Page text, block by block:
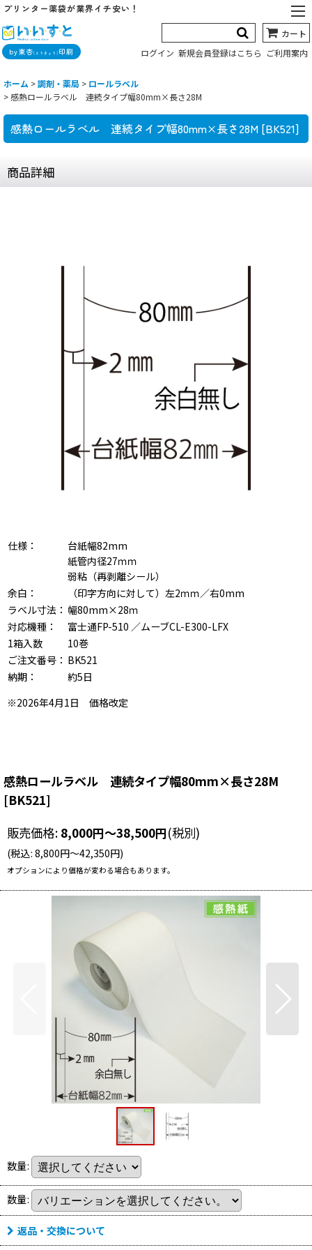
プリンター薬袋が業界イチ安い！
by東杏(とうきょう) 印刷
カート
ログイン 新規会員登録はこちら ご利用案内
ホーム >調剤・薬局 > ロールラベル
>感熱ロールラベル 連続タイプ幅80mm×長さ28M
感熱ロールラベル 連続タイプ幅80mm×長さ28M [BK521]
商品詳細
仕様：
台紙幅82mm
紙管内径27ｍｍ
弱粘（再剥離シール）
余白：
（印字方向に対して）左2ｍｍ／右0mm
ラベル寸法： 幅80mm×28ｍ
対応機種：
富士通FP-510 ／ムーブCL-E300-LFX
1箱入数
10巻
ご注文番号： BK521
納期：
約5日
※2026年4月1日 価格改定
感熱ロールラベル 連続タイプ幅80mm×長さ28M
[BK521]
販売価格: 8,000円～38,500円(税別)
(税込: 8,800円～42,350円)
オプションにより価格が変わる場合もあります。
数量:
数量:
返品・交換について